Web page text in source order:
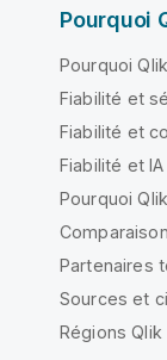
Pourquoi
Pourquoi
Fiabilité et
Fiabilité et
Fiabilité et IA
Pourquoi
Partenaires
Sources et
Régions Qlik